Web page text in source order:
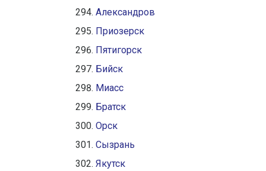
Александров
Приозерск
Пятигорск
Бийск
Миасс
Братск
Орск
Сызрань
Якутск